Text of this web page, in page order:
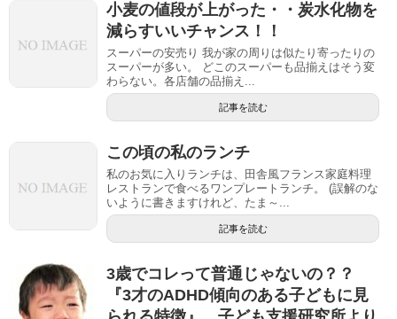
小麦の値段が上がった・・炭水化物を
減らすいいチャンス！！
スーパーの安売り 我が家の周りは似たり寄ったりの
スーパーが多い。 どこのスーパーも品揃えはそう変
わらない。各店舗の品揃え...
記事を読む
この頃の私のランチ
私のお気に入りランチは、田舎風フランス家庭料理
レストランで食べるワンプレートランチ。 (誤解のな
いように書きますけれど、たま～...
記事を読む
3歳でコレって普通じゃないの？？
『3才のADHD傾向のある子どもに見